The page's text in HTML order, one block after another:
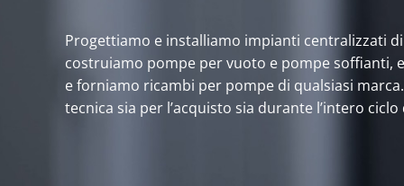
Progettiamo e installiamo impianti centralizzati
costruiamo pompe per vuoto e pompe soffianti,
e forniamo ricambi per pompe di qualsiasi
tecnica sia per l’acquisto sia durante l’intero